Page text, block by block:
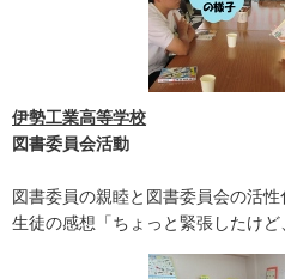
伊勢工業高等学校
図書委員会活動
図書委員の親睦と図書委員会の活性
生徒の感想「ちょっと緊張したけど